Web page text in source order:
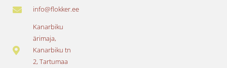
info@flokker.ee
Kanarbiku
ärimaja,
Kanarbiku tn
2, Tartumaa